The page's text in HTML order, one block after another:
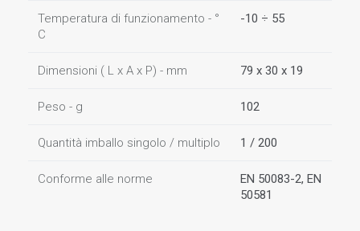
Temperatura di funzionamento - °
C
-10 ÷ 55
Dimensioni ( L x A x P) - mm 79 x 30 x 19
Peso - g 102
Quantità imballo singolo / multiplo 1 / 200
Conforme alle norme
EN 50083-2, EN
50581